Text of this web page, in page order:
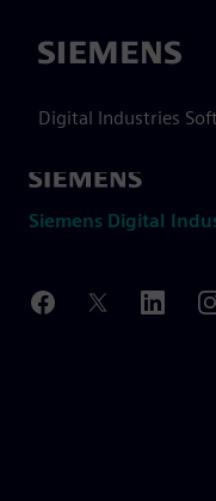
Siemens
Digital Industries
Siemens Digital